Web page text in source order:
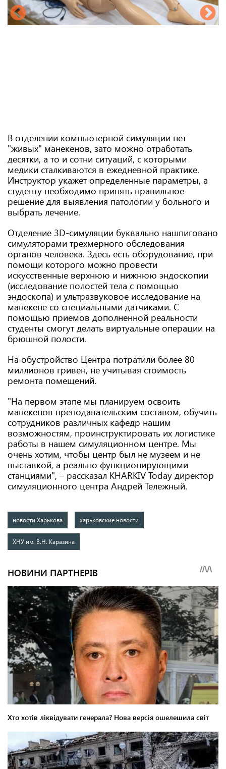
В отделении компьютерной симуляции нет
"живых" манекенов, зато можно отработать
десятки, а то и сотни ситуаций, с которыми
медики сталкиваются в ежедневной практике.
Инструктор укажет определенные параметры, а
студенту необходимо принять правильное
решение для выявления патологии у больного и
выбрать лечение.
Отделение 3D-симуляции буквально нашпиговано
симуляторами трехмерного обследования
органов человека. Здесь есть оборудование, при
помощи которого можно провести
искусственные верхнюю и нижнюю эндоскопии
(исследование полостей тела с помощью
эндоскопа) и ультразвуковое исследование на
манекене со специальными датчиками. С
помощью приемов дополненной реальности
студенты смогут делать виртуальные операции на
брюшной полости.
На обустройство Центра потратили более 80
миллионов гривен, не учитывая стоимость
ремонта помещений.
"На первом этапе мы планируем освоить
манекенов преподавательским составом, обучить
сотрудников различных кафедр нашим
возможностям, проинструктировать их логистике
работы в нашем симуляционном центре. Мы
очень хотим, чтобы центр был не музеем и не
выставкой, а реально функционирующими
станциями", – рассказал KHARKIV Today директор
симуляционного центра Андрей Тележный.
новости Харькова харьковские новости
ХНУ им. В.Н. Каразина